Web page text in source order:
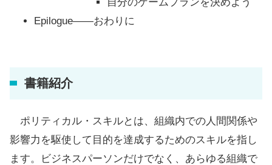
Epilogue――おわりに
書籍紹介
ポリティカル・スキルとは、組織内での人間関係や
影響力を駆使して目的を達成するためのスキルを指し
ます。ビジネスパーソンだけでなく、あらゆる組織で